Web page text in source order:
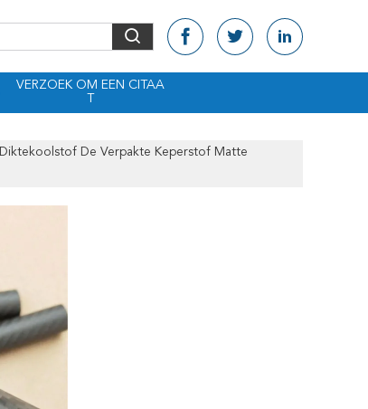
VERZOEK OM EEN CITAA
De Verpakte Keperstof Matte